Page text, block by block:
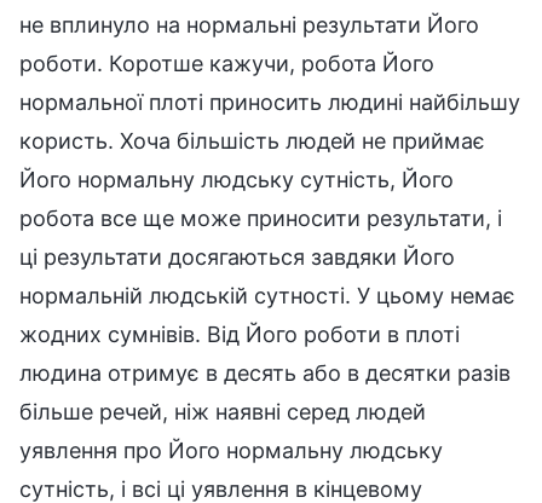
не вплинуло на нормальні результати Його
роботи. Коротше кажучи, робота Його
нормальної плоті приносить людині найбільшу
користь. Хоча більшість людей не приймає
Його нормальну людську сутність, Його
робота все ще може приносити результати, і
ці результати досягаються завдяки Його
нормальній людській сутності. У цьому немає
жодних сумнівів. Від Його роботи в плоті
людина отримує в десять або в десятки разів
більше речей, ніж наявні серед людей
уявлення про Його нормальну людську
сутність, і всі ці уявлення в кінцевому